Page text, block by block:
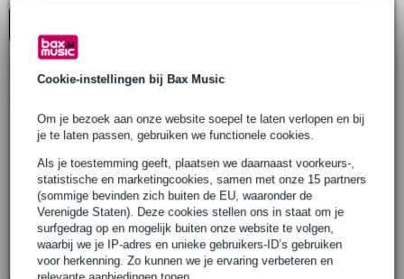
Cookie-instellingen bij Bax Music
Om je bezoek aan onze website soepel te laten verlopen en bij
je te laten passen, gebruiken we functionele cookies.
Als je toestemming geeft, plaatsen we daarnaast voorkeurs-,
statistische en marketingcookies, samen met onze 15 partners
(sommige bevinden zich buiten de EU, waaronder de
Verenigde Staten). Deze cookies stellen ons in staat om je
surfgedrag op en mogelijk buiten onze website te volgen,
waarbij we je IP-adres en unieke gebruikers-ID’s gebruiken
voor herkenning. Zo kunnen we je ervaring verbeteren en
265 reviews
Beyerdynamic DT 770 Pro 250 Ohm studio
hoofdtelefoon
Adviesprijs € 160,- € 139,-
Op voorraad
Ook in5 winkelsop voorraad